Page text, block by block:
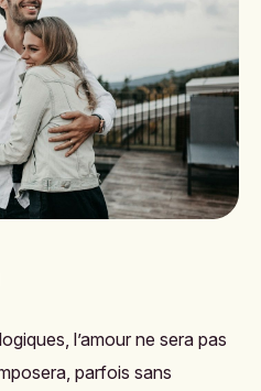
l’amour ne sera pas
parfois sans